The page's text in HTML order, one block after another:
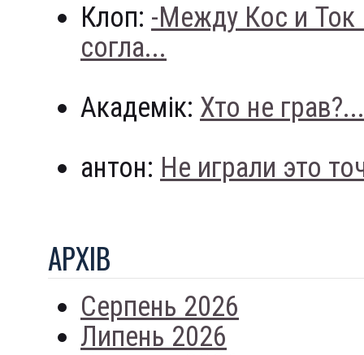
Клоп: -Между Кос и
согла...
Академік: Хто не грав?...
антон: Не играли это
АРХIВ
Серпень 2026
Липень 2026